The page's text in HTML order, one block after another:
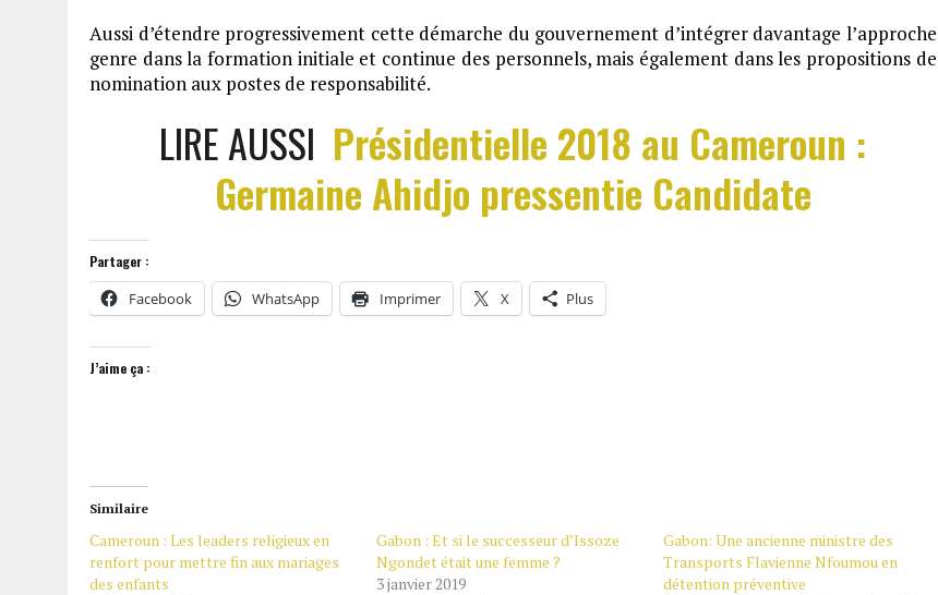
Aussi d’étendre progressivement cette démarche du gouvernement d’intégrer davantage l’approche
genre dans la formation initiale et continue des personnels, mais également dans les propositions de
nomination aux postes de responsabilité.
LIRE AUSSI Présidentielle 2018 au Cameroun :
Germaine Ahidjo pressentie Candidate
Partager :
Facebook WhatsApp Imprimer X Plus
J’aime ça :
Similaire
Cameroun : Les leaders religieux en
renfort pour mettre fin aux mariages
des enfants
Gabon : Et si le successeur d’Issoze
Ngondet était une femme ?
3 janvier 2019
Gabon: Une ancienne ministre des
Transports Flavienne Nfoumou en
détention préventive